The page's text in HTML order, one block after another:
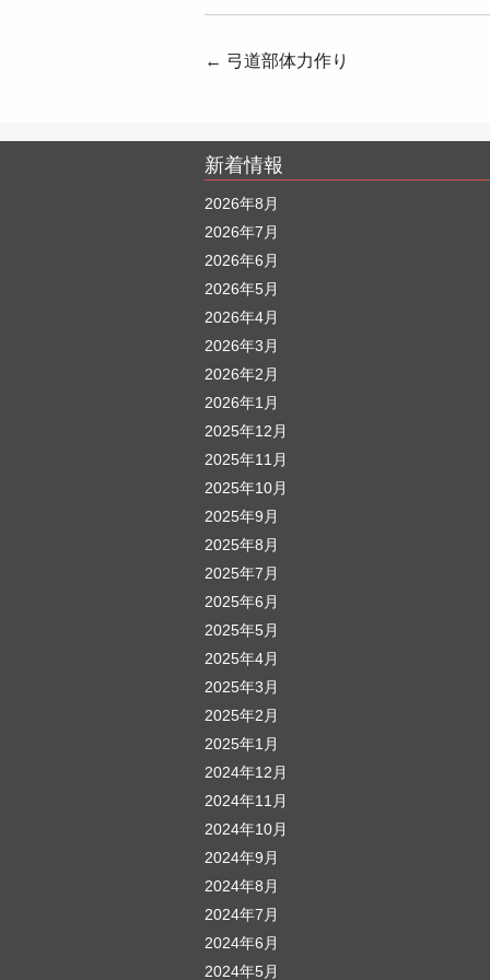
投
ナ
ビ
ゲ
ー
シ
ョ
ン
← 弓道部体力作り
新着情報
2026年8月
2026年7月
2026年6月
2026年5月
2026年4月
2026年3月
2026年2月
2026年1月
2025年12月
2025年11月
2025年10月
2025年9月
2025年8月
2025年7月
2025年6月
2025年5月
2025年4月
2025年3月
2025年2月
2025年1月
2024年12月
2024年11月
2024年10月
2024年9月
2024年8月
2024年7月
2024年6月
2024年5月